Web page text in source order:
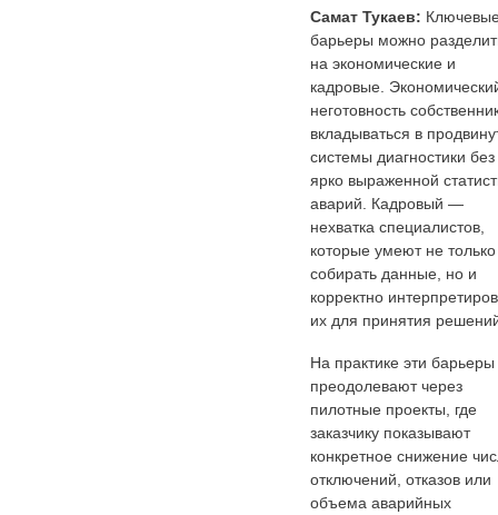
Самат Тукаев:
барьеры можно
на экономические и
кадровые.
неготовность
вкладываться в
системы диагностики без
ярко выраженной
аварий. Кадровый —
нехватка специалистов,
которые умеют не только
собирать данные, но и
корректно
их для принятия
На практике эти барьеры
преодолевают через
пилотные проекты, где
заказчику показывают
конкретное снижение
отключений, отказов или
объема аварийных